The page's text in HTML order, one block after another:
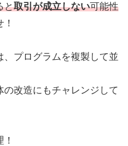
と取引が成立しない可能性
プログラムを複製して並
改造にもチャレンジして